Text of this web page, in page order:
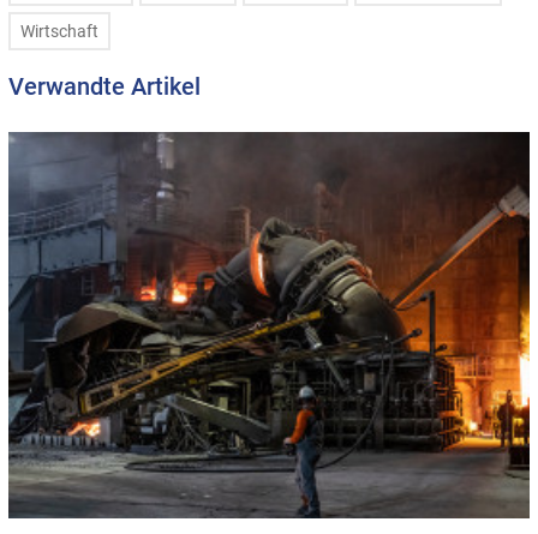
Wirtschaft
Verwandte Artikel